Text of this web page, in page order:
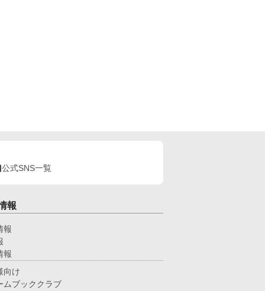
公式SNS一覧
報
報
報
向け
ムブッククラブ